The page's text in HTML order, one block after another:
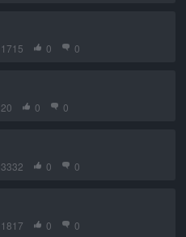
1715 0 0
20 0 0
3332 0 0
1817 0 0